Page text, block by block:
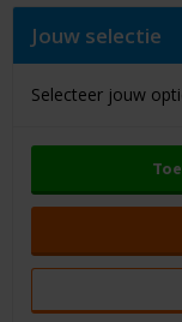
Jouw selectie
Selecteer jouw